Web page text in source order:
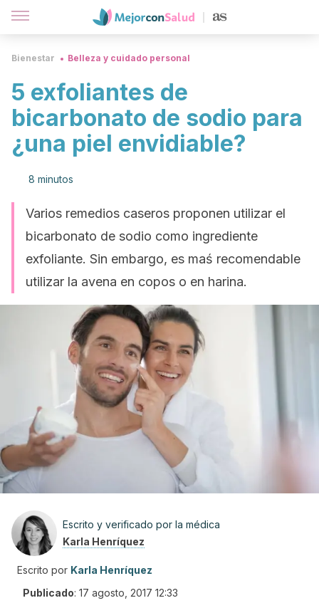
Bienestar Belleza y cuidado personal
5 exfoliantes de
bicarbonato de sodio para
¿una piel envidiable?
8 minutos
Varios remedios caseros proponen utilizar el
bicarbonato de sodio como ingrediente
exfoliante. Sin embargo, es maś recomendable
utilizar la avena en copos o en harina.
Escrito y verificado por la médica
Karla Henríquez
Escrito por Karla Henríquez
Publicado: 17 agosto, 2017 12:33